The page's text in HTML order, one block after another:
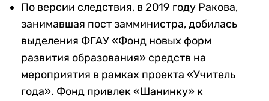
По версии следствия, в 2019 году Ракова,
занимавшая пост замминистра, добилась
выделения ФГАУ «Фонд новых форм
развития образования» средств на
мероприятия в рамках проекта «Учитель
года». Фонд привлек «Шанинку» к